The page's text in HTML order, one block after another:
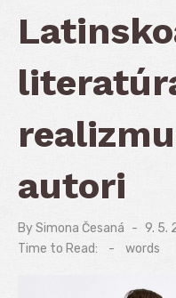
autori
BySimona Česaná
on
9. 5.
Time to Read:
- words